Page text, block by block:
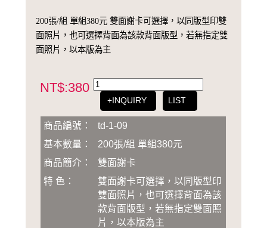
200張/組 單組380元 雙面謝卡可選擇，以同版型印雙
面照片，也可選擇背面為該款背面版型，若無指定雙
面照片，以本版為主
NT$:380
+INQUIRY LIST
商品編號：
td-1-09
基本數量：
200張/組 單組380 元
商品簡介：
雙面謝卡
特 色：
雙面謝卡可選擇，以同版型印
雙面照片，也可選擇背面為該
款背面版型，若無指定雙面照
片，以本版為主